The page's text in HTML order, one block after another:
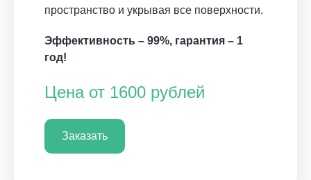
пространство и укрывая все поверхности.
Эффективность – 99%, гарантия – 1
год!
Цена от 1600 рублей
Заказать